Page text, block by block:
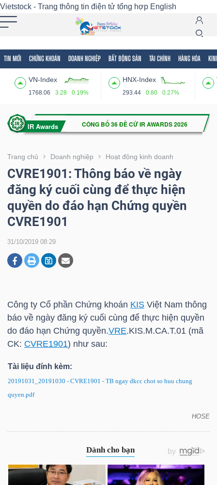
Vietstock - Trang thông tin điện tử tổng hợp English
TIN MỚI CHỨNG KHOÁN DOANH NGHIỆP BẤT ĐỘNG SẢN TÀI CHÍNH HÀNG HÓA
VN-Index
1768.06 3.28 0.19%
HNX-Index
293.44 0.80 0.27%
Trang chủ Doanh nghiệp Hoạt động kinh doanh
CVRE1901: Thông báo về ngày
đăng ký cuối cùng để thực hiện
quyền do đáo hạn Chứng quyền
CVRE1901
31/10/2019 08:29
Công ty Cổ phần Chứng khoán KIS Việt Nam thông
báo về ngày đăng ký cuối cùng để thực hiện quyền
do đáo hạn Chứng quyền.VRE.KIS.M.CA.T.01 (mã
CK: CVRE1901) như sau:
Tài liệu đính kèm:
20191031_20191030 - CVRE1901 - TB ngay dkcc chot so huu chung
quyen.pdf
HOSE
Tất cả Tính năng Ngành Mã chứng khoán
Tính
(-)
VIETSTOCK
CHỨNG
KHOÁN
NGHIỆP
BẤT
ĐỘNG
SẢN
TÀI
CHÍNH